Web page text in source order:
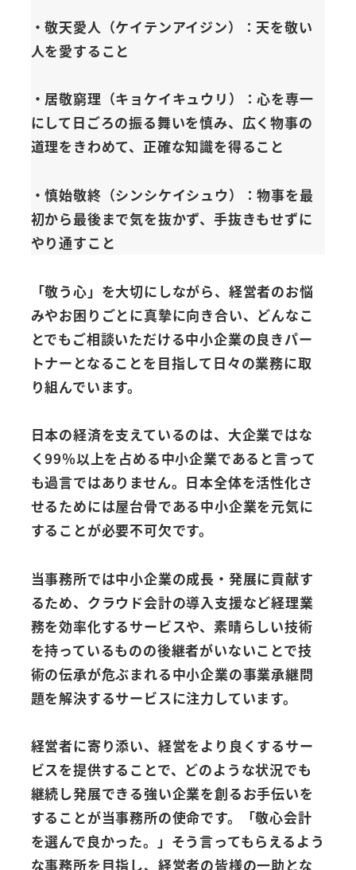
・敬天愛人（ケイテンアイジン）：天を敬い
人を愛すること
・居敬窮理（キョケイキュウリ）：心を専一
にして日ごろの振る舞いを慎み、広く物事の
道理をきわめて、正確な知識を得ること
・慎始敬終（シンシケイシュウ）：物事を最
初から最後まで気を抜かず、手抜きもせずに
やり通すこと
「敬う心」を大切にしながら、経営者のお悩
みやお困りごとに真摯に向き合い、どんなこ
とでもご相談いただける中小企業の良きパー
トナーとなることを目指して日々の業務に取
り組んでいます。
日本の経済を支えているのは、大企業ではな
く99％以上を占める中小企業であると言って
も過言ではありません。日本全体を活性化さ
せるためには屋台骨である中小企業を元気に
することが必要不可欠です。
当事務所では中小企業の成長・発展に貢献す
るため、クラウド会計の導入支援など経理業
務を効率化するサービスや、素晴らしい技術
を持っているものの後継者がいないことで技
術の伝承が危ぶまれる中小企業の事業承継問
題を解決するサービスに注力しています。
経営者に寄り添い、経営をより良くするサー
ビスを提供することで、どのような状況でも
継続し発展できる強い企業を創るお手伝いを
することが当事務所の使命です。「敬心会計
を選んで良かった。」そう言ってもらえるよう
な事務所を目指し、経営者の皆様の一助とな